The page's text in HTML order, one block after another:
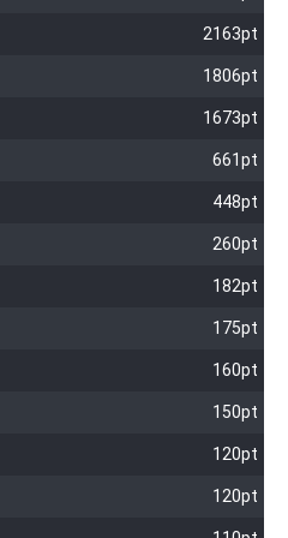
2163pt
1806pt
1673pt
661pt
448pt
260pt
182pt
175pt
160pt
150pt
120pt
120pt